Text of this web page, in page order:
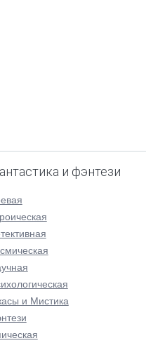
и фэнтези
и Мистика